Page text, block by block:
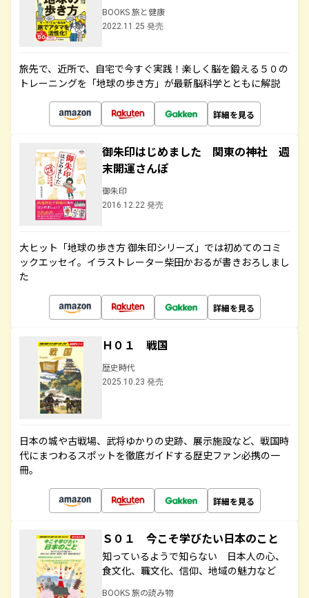
BOOKS 旅と健康
2022.11.25 発売
旅先で、近所で、自宅で今すぐ実践！楽しく脳を鍛える５０の
トレーニングを「地球の歩き方」が最新脳科学とともに解説
詳細を見る
御朱印はじめました 関東の神社 週
末開運さんぽ
御朱印
2016.12.22 発売
大ヒット「地球の歩き方 御朱印シリーズ」では初めてのコミ
ックエッセイ。イラストレーター柴田かおるが書きおろしまし
た
詳細を見る
Ｈ０１ 戦国
歴史時代
2025.10.23 発売
日本の城や古戦場、武将ゆかりの史跡、展示施設など、戦国時
代にまつわるスポットを徹底ガイドする歴史ファン必携の一
冊。
詳細を見る
Ｓ０１ 今こそ学びたい日本のこと
知っているようで知らない 日本人の心、
食文化、職文化、信仰、地域の魅力など
BOOKS 旅の読み物